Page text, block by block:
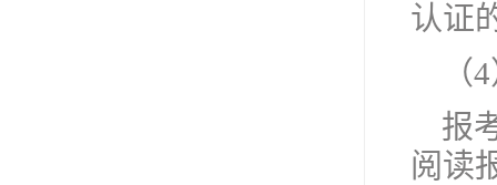
认证
（
报
阅读